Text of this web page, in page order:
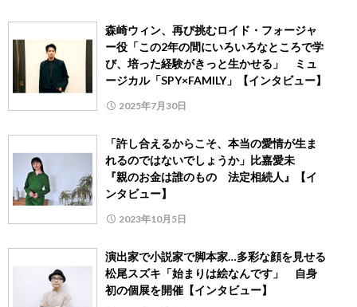
森崎ウィン、再び挑むロイド・フォージャ
ー役「この2年の間にいろいろなところで学
び、培った経験がきっと生かせる」 ミュ
ージカル「SPY×FAMILY」【インタビュー】
2025年7月30日
「許し合えるからこそ、本当の愛情が生ま
れるのではないでしょうか」比嘉愛未
『親のお金は誰のもの 法定相続人』【イ
ンタビュー】
2023年10月5日
演出家で小説家で脚本家…多彩な顔を見せる
松尾スズキ「始まりは絵なんです」 自身
初の個展を開催【インタビュー】